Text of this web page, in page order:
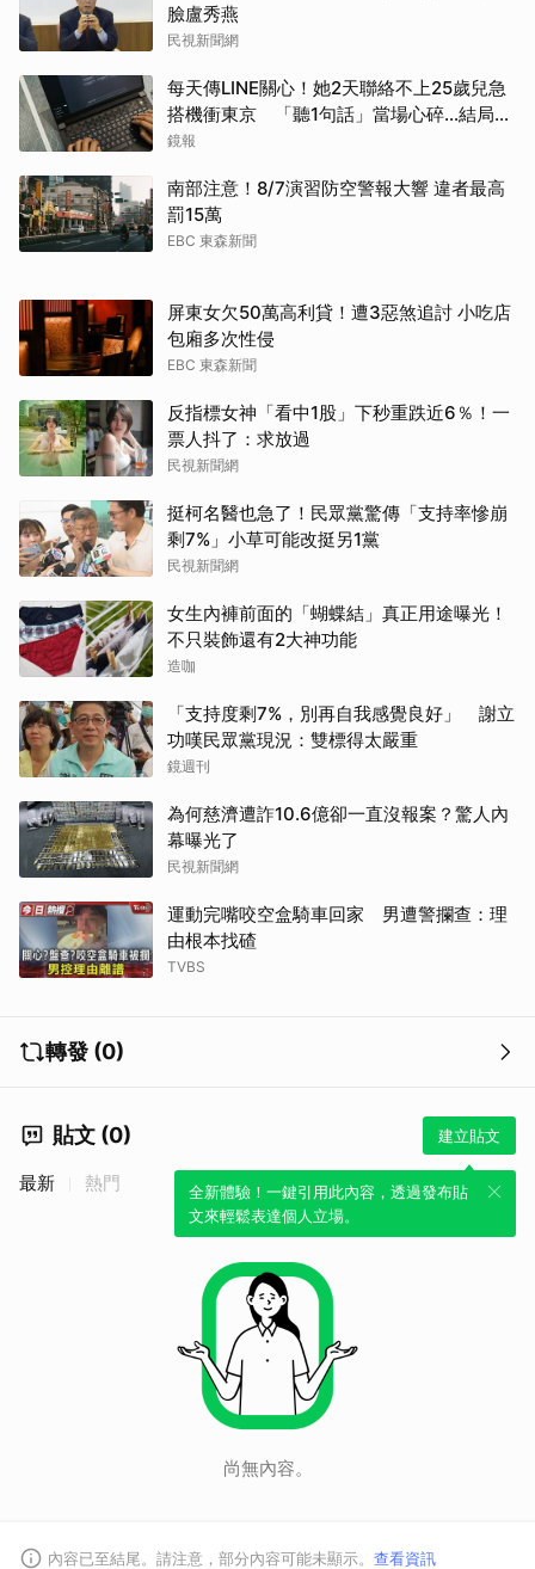
臉盧秀燕
民視新聞網
每天傳LINE關心！她2天聯絡不上25歲兒急
搭機衝東京 「聽1句話」當場心碎...結局看
哭網
鏡報
南部注意！8/7演習防空警報大響 違者最高
罰15萬
EBC 東森新聞
屏東女欠50萬高利貸！遭3惡煞追討 小吃店
包廂多次性侵
EBC 東森新聞
反指標女神「看中1股」下秒重跌近6％！一
票人抖了：求放過
民視新聞網
挺柯名醫也急了！民眾黨驚傳「支持率慘崩
剩7%」小草可能改挺另1黨
民視新聞網
女生內褲前面的「蝴蝶結」真正用途曝光！
不只裝飾還有2大神功能
造咖
「支持度剩7%，別再自我感覺良好」 謝立
功嘆民眾黨現況：雙標得太嚴重
鏡週刊
為何慈濟遭詐10.6億卻一直沒報案？驚人內
幕曝光了
民視新聞網
運動完嘴咬空盒騎車回家 男遭警攔查：理
由根本找碴
TVBS
轉發 (0)
貼文 (0) 建立貼文
全新體驗！一鍵引用此內容，透過發布貼
文來輕鬆表達個人立場。
最新 熱門
尚無內容。
內容已至結尾。請注意，部分內容可能未顯示。 查看資訊